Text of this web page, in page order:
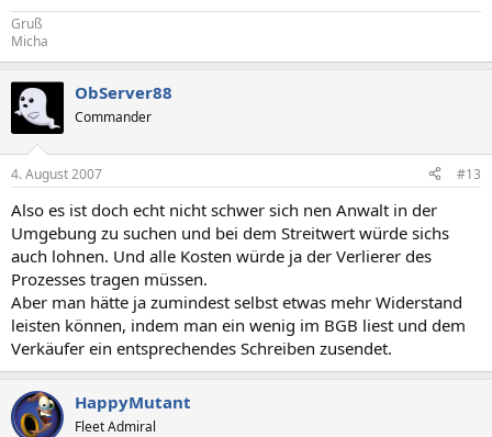
Gruß
Micha
ObServer88
Commander
4. August 2007 #13
Also es ist doch echt nicht schwer sich nen Anwalt in der
Umgebung zu suchen und bei dem Streitwert würde sichs
auch lohnen. Und alle Kosten würde ja der Verlierer des
Prozesses tragen müssen.
Aber man hätte ja zumindest selbst etwas mehr Widerstand
leisten können, indem man ein wenig im BGB liest und dem
Verkäufer ein entsprechendes Schreiben zusendet.
HappyMutant
Fleet Admiral